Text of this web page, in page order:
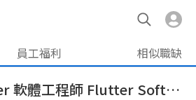
員工福利 相似職缺
【點點簽】Flutter 軟體工程師 Flutter Software Engineer(台北/台南/遠端 )